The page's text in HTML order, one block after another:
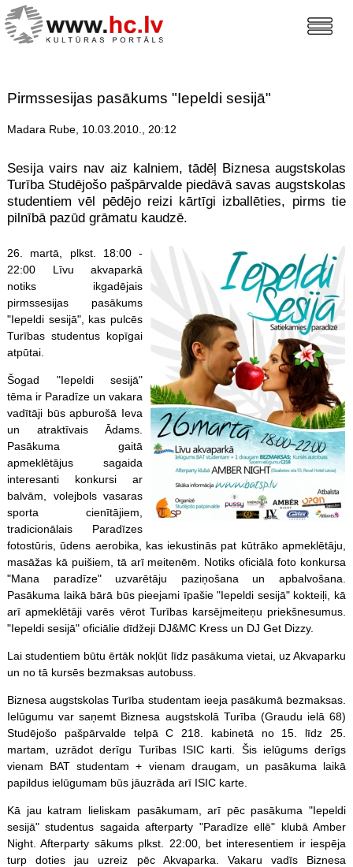
Pirmssesijas pasākums "Iepeldi sesijā"
Madara Rube, 10.03.2010., 20:12
Sesija vairs nav aiz kalniem, tādēļ Biznesa augstskolas
Turība Studējošo pašpārvalde piedāvā savas augstskolas
studentiem vēl pēdējo reizi kārtīgi izballēties, pirms tie
pilnībā pazūd grāmatu kaudzē.
26. martā, plkst. 18:00 -
22:00 Līvu akvaparkā
notiks ikgadējais
pirmssesijas pasākums
"Iepeldi sesijā", kas pulcēs
Turības studentus kopīgai
atpūtai.
Šogad "Iepeldi sesijā"
tēma ir Paradīze un vakara
vadītāji būs apburošā Ieva
un atraktīvais Ādams.
Pasākuma gaitā
apmeklētājus sagaida
interesanti konkursi ar
balvām, volejbols vasaras
sporta cienītājiem,
tradicionālais Paradīzes
fotostūris, ūdens aerobika, kas iekustinās pat kūtrāko apmeklētāju,
masāžas kā puišiem, tā arī meitenēm. Notiks oficiālā foto konkursa
"Mana paradīze" uzvarētāju paziņošana un apbalvošana.
Pasākuma laikā bārā būs pieejami īpašie "Iepeldi sesijā" kokteiļi, kā
arī apmeklētāji varēs vērot Turības karsējmeiteņu priekšnesumus.
"Iepeldi sesijā" oficiālie dīdžeji DJ&MC Kress un DJ Get Dizzy.
Lai studentiem būtu ērtāk nokļūt līdz pasākuma vietai, uz Akvaparku
un no tā kursēs bezmaksas autobuss.
Biznesa augstskolas Turība studentam ieeja pasākumā bezmaksas.
Ielūgumu var saņemt Biznesa augstskolā Turība (Graudu ielā 68)
Studējošo pašpārvalde telpā C 218. kabinetā no 15. līdz 25.
martam, uzrādot derīgu Turības ISIC karti. Šis ielūgums derīgs
vienam BAT studentam + vienam draugam, un pasākuma laikā
papildus ielūgumam būs jāuzrāda arī ISIC karte.
Kā jau katram lieliskam pasākumam, arī pēc pasākuma "Iepeldi
sesijā" studentus sagaida afterparty "Paradīze ellē" klubā Amber
Night. Afterparty sākums plkst. 22:00, bet interesentiem ir iespēja
turp doties jau uzreiz pēc Akvaparka. Vakaru vadīs Biznesa